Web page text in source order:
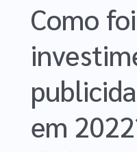
Mercado
Insights
Eventos
Histórias de
Estudos Voxus
Como
em